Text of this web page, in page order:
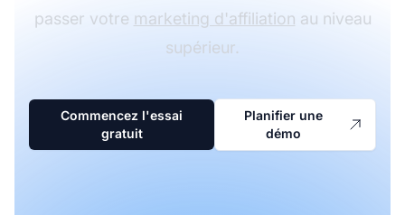
passer votre marketing d'affiliation au niveau
supérieur.
Commencez l'essai
gratuit
Planifier une
démo